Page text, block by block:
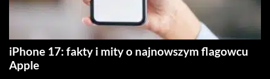
iPhone 17: fakty i mity o najnowszym flagowcu
Apple